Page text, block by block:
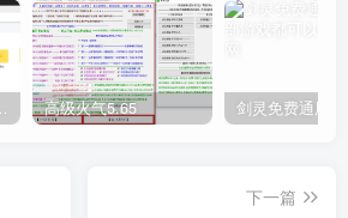
获取源码 高级火气5.65
下一篇